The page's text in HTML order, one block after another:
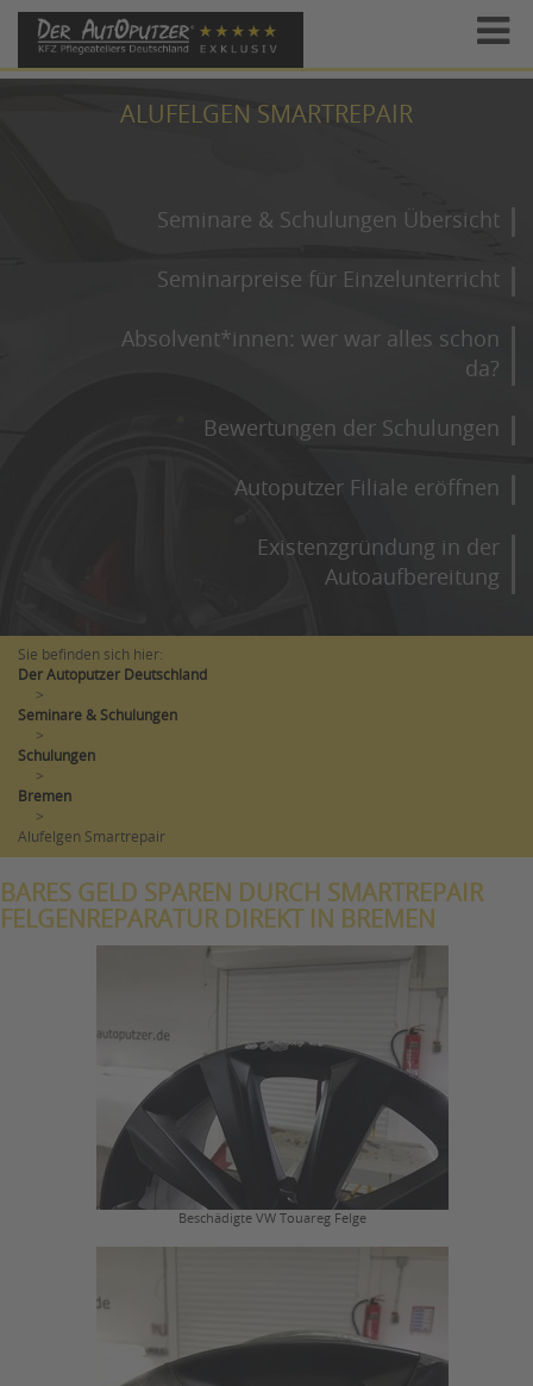
ALUFELGEN SMARTREPAIR
Seminare & Schulungen Übersicht
Seminarpreise für Einzelunterricht
Absolvent*innen: wer war alles schon
da?
Bewertungen der Schulungen
Autoputzer Filiale eröffnen
Existenzgründung in der
Autoaufbereitung
Sie befinden sich hier:
Der Autoputzer Deutschland
>
Seminare & Schulungen
>
Schulungen
>
Bremen
>
Alufelgen Smartrepair
BARES GELD SPAREN DURCH SMARTREPAIR
FELGENREPARATUR DIREKT IN BREMEN
Beschädigte VW Touareg Felge